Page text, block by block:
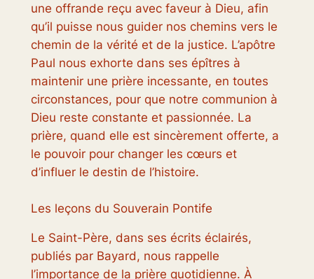
une offrande reçu avec faveur à Dieu, afin
qu’il puisse nous guider nos chemins vers le
chemin de la vérité et de la justice. L’apôtre
Paul nous exhorte dans ses épîtres à
maintenir une prière incessante, en toutes
circonstances, pour que notre communion à
Dieu reste constante et passionnée. La
prière, quand elle est sincèrement offerte, a
le pouvoir pour changer les cœurs et
d’influer le destin de l’histoire.
Les leçons du Souverain Pontife
Le Saint-Père, dans ses écrits éclairés,
publiés par Bayard, nous rappelle
l’importance de la prière quotidienne. À